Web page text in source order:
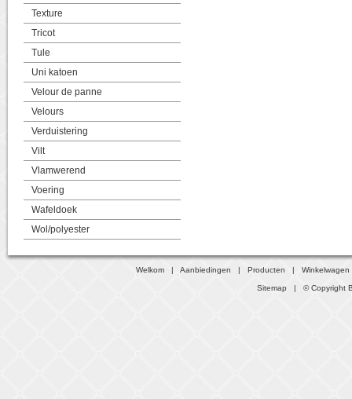
Texture
Tricot
Tule
Uni katoen
Velour de panne
Velours
Verduistering
Vilt
Vlamwerend
Voering
Wafeldoek
Wol/polyester
Welkom |Aanbiedingen |Producten |Winkelwagen
Sitemap | © Copyright